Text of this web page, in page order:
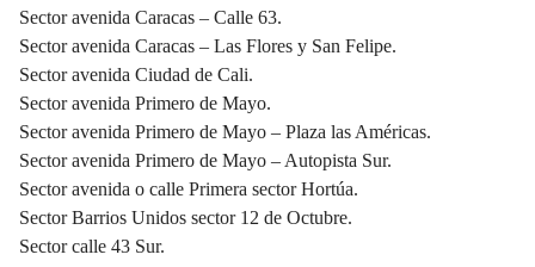
Sector avenida Caracas – Calle 63.
Sector avenida Caracas – Las Flores y San Felipe.
Sector avenida Ciudad de Cali.
Sector avenida Primero de Mayo.
Sector avenida Primero de Mayo – Plaza las Américas.
Sector avenida Primero de Mayo – Autopista Sur.
Sector avenida o calle Primera sector Hortúa.
Sector Barrios Unidos sector 12 de Octubre.
Sector calle 43 Sur.